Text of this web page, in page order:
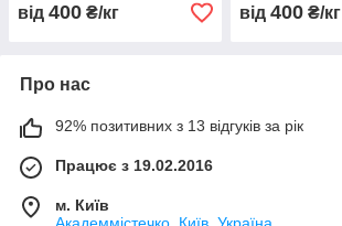
від 400 ₴/кг від 400₴/кг
Про нас
92% позитивних з 13 відгуків за рік
Працює з 19.02.2016
м. Київ